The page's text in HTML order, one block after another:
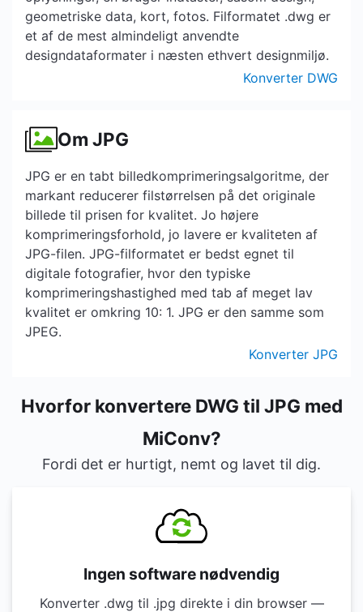
geometriske data, kort, fotos. Filformatet .dwg er
et af de mest almindeligt anvendte
designdataformater i næsten ethvert designmiljø.
Konverter DWG
Om JPG
JPG er en tabt billedkomprimeringsalgoritme, der
markant reducerer filstørrelsen på det originale
billede til prisen for kvalitet. Jo højere
komprimeringsforhold, jo lavere er kvaliteten af ​​
JPG-filen. JPG-filformatet er bedst egnet til
digitale fotografier, hvor den typiske
komprimeringshastighed med tab af meget lav
kvalitet er omkring 10: 1. JPG er den samme som
JPEG.
Konverter JPG
Hvorfor konvertere DWG til JPG med
MiConv?
Fordi det er hurtigt, nemt og lavet til dig.
Ingen software nødvendig
Konverter .dwg til .jpg direkte i din browser —